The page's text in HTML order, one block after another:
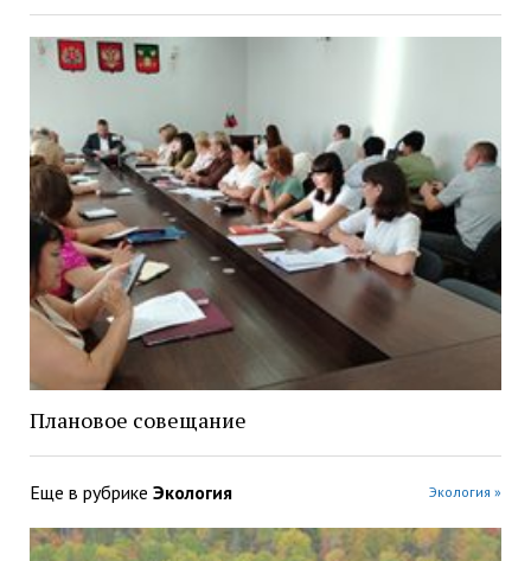
Плановое совещание
Еще в рубрике Экология Экология »